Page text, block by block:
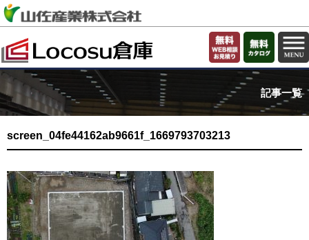
記事一覧
screen_04fe44162ab9661f_1669793703213